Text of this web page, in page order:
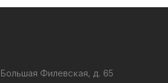
Филевская, д. 65